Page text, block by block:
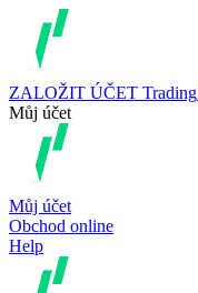
ZALOŽIT ÚČET Trading
Můj účet
Můj účet
Obchod online
Help